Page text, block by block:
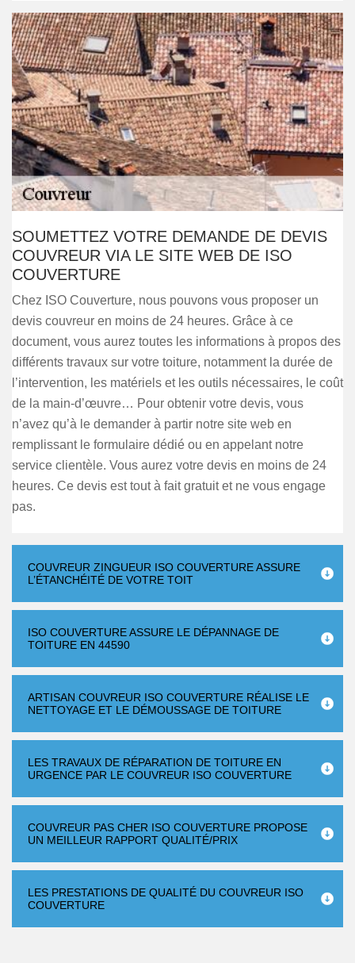
SOUMETTEZ VOTRE DEMANDE DE DEVIS
COUVREUR VIA LE SITE WEB DE ISO
COUVERTURE
Chez ISO Couverture, nous pouvons vous proposer un
devis couvreur en moins de 24 heures. Grâce à ce
document, vous aurez toutes les informations à propos des
différents travaux sur votre toiture, notamment la durée de
l’intervention, les matériels et les outils nécessaires, le coût
de la main-d’œuvre… Pour obtenir votre devis, vous
n’avez qu’à le demander à partir notre site web en
remplissant le formulaire dédié ou en appelant notre
service clientèle. Vous aurez votre devis en moins de 24
heures. Ce devis est tout à fait gratuit et ne vous engage
pas.
COUVREUR ZINGUEUR ISO COUVERTURE ASSURE
L’ÉTANCHÉITÉ DE VOTRE TOIT
ISO COUVERTURE ASSURE LE DÉPANNAGE DE
TOITURE EN 44590
ARTISAN COUVREUR ISO COUVERTURE RÉALISE LE
NETTOYAGE ET LE DÉMOUSSAGE DE TOITURE
LES TRAVAUX DE RÉPARATION DE TOITURE EN
URGENCE PAR LE COUVREUR ISO COUVERTURE
COUVREUR PAS CHER ISO COUVERTURE PROPOSE
UN MEILLEUR RAPPORT QUALITÉ/PRIX
LES PRESTATIONS DE QUALITÉ DU COUVREUR ISO
COUVERTURE